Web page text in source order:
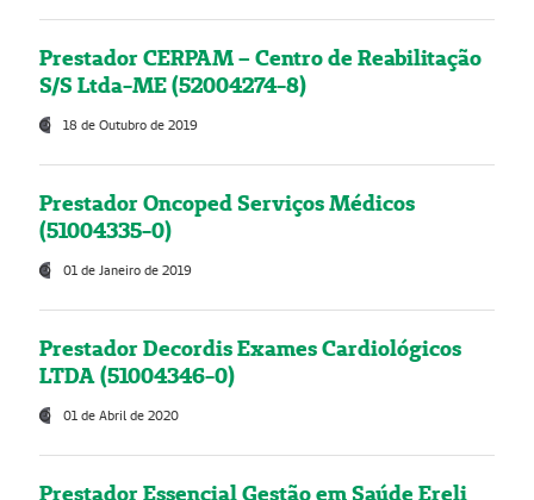
Prestador CERPAM – Centro de Reabilitação
S/S Ltda-ME (52004274-8)
18 de Outubro de 2019
Prestador Oncoped Serviços Médicos
(51004335-0)
01 de Janeiro de 2019
Prestador Decordis Exames Cardiológicos
LTDA (51004346-0)
01 de Abril de 2020
Prestador Essencial Gestão em Saúde Ereli